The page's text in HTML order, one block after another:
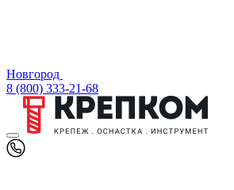
Новгород
8 (800) 333-21-68